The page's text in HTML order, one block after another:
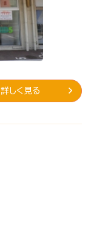
詳しく見る